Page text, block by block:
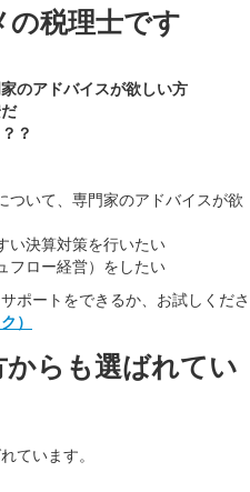
税理士です
のアドバイスが欲しい方
？
ついて、専門家のアドバイスが欲
い決算対策を行いたい
フロー経営）をしたい
ポートをできるか、お試しくださ
）
らも選ばれてい
ています。